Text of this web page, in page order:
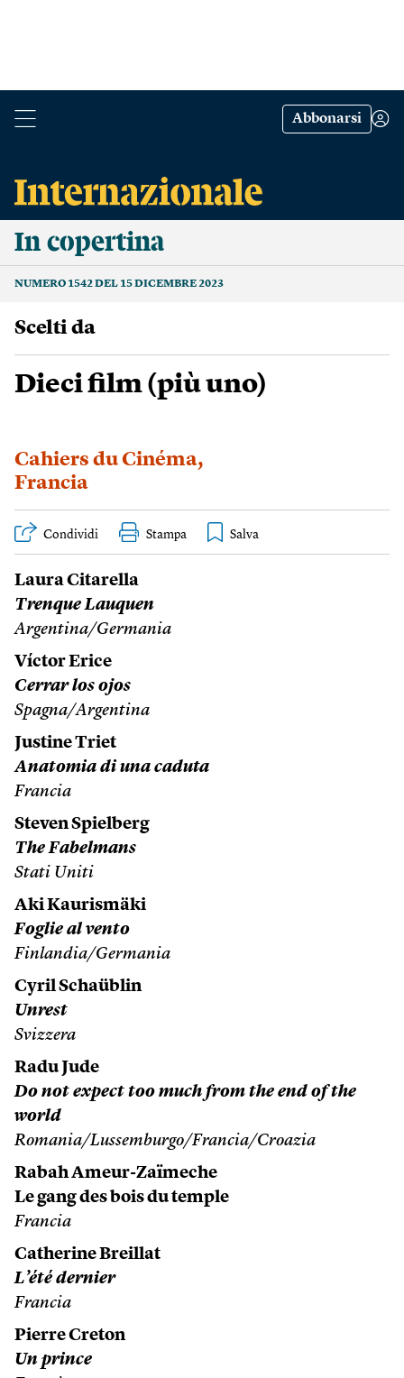
Abbonarsi
In copertina
NUMERO 1542 DEL 15 DICEMBRE 2023
scelti da
Dieci film (più uno)
Cahiers du Cinéma,
Francia
Condividi Stampa
Laura Citarella
Trenque Lauquen
Argentina/Germania
Víctor Erice
Cerrar los ojos
Spagna/Argentina
Justine Triet
Anatomia di una caduta
Francia
Steven Spielberg
The Fabelmans
Stati Uniti
Aki Kaurismäki
Foglie al vento
Finlandia/Germania
Cyril Schaüblin
Unrest
Svizzera
Radu Jude
Do not expect too much from the end of the
world
Romania/Lussemburgo/Francia/Croazia
Rabah Ameur-Zaïmeche
Le gang des bois du temple
Francia
Catherine Breillat
L’été dernier
Francia
Pierre Creton
Un prince